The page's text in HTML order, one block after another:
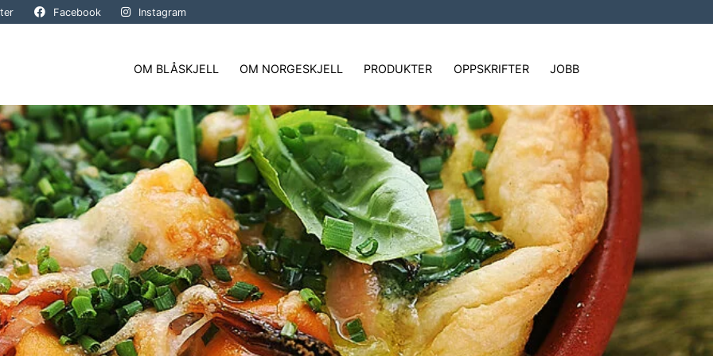
Facebook Instagram
OM BLÅSKJELL OM NORGESKJELL PRODUKTER OPPSKRIFTER JOBB